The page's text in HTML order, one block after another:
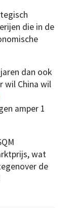
die in de
dan ook
wil China wil
amper 1
wat
de